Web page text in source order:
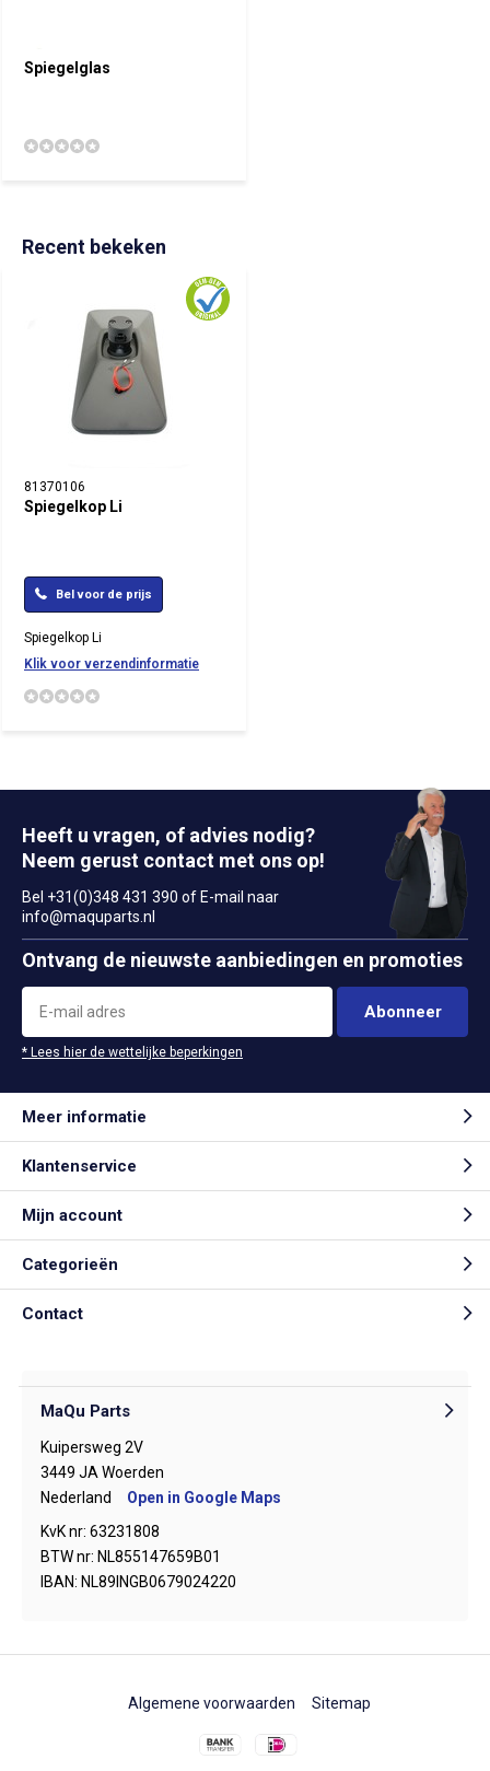
Spiegelglas
Recent bekeken
81370106
Spiegelkop Li
Bel voor de prijs
Spiegelkop Li
Klik voor verzendinformatie
Heeft u vragen, of advies nodig?
Neem gerust contact met ons op!
Bel +31(0)348 431 390 of E-mail naar
info@maquparts.nl
Ontvang de nieuwste aanbiedingen en promoties
Abonneer
* Lees hier de wettelijke beperkingen
Meer informatie
Klantenservice
Mijn account
Categorieën
Contact
MaQu Parts
Kuipersweg 2V
3449 JA Woerden
Nederland
Open in Google Maps
KvK nr: 63231808
BTW nr: NL855147659B01
IBAN: NL89INGB0679024220
Algemene voorwaarden Sitemap